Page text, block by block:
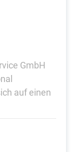
GmbH
auf einen